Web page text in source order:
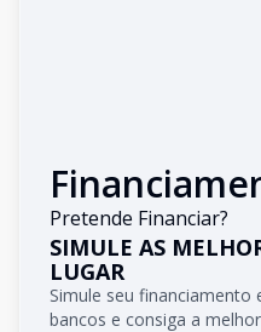
Pretende Financiar?
SIMULE AS
LUGAR
Simule seu
bancos e consiga a